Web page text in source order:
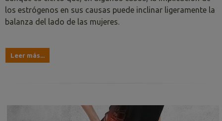
los estrógenos en sus causas puede inclinar ligeramente la
balanza del lado de las mujeres.
Leer más...